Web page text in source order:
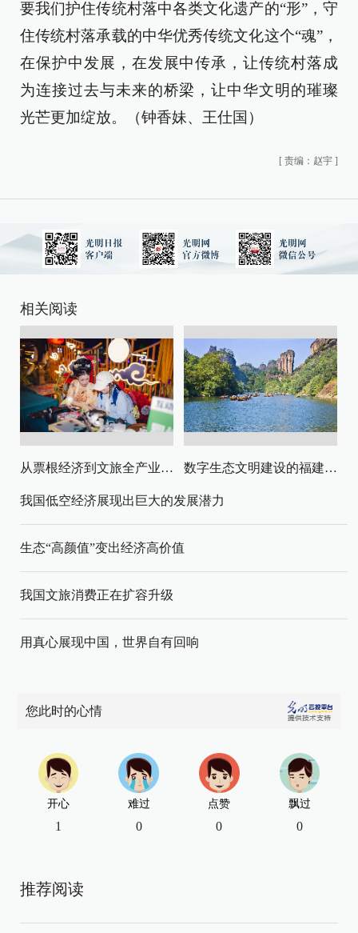
要我们护住传统村落中各类文化遗产的“形”，守
住传统村落承载的中华优秀传统文化这个“魂”，
在保护中发展，在发展中传承，让传统村落成
为连接过去与未来的桥梁，让中华文明的璀璨
光芒更加绽放。（钟香妹、王仕国）
[ 责编：赵宇 ]
相关阅读
从票根经济到文旅全产业链升级 数字生态文明建设的福建路径与启示
我国低空经济展现出巨大的发展潜力
生态“高颜值”变出经济高价值
我国文旅消费正在扩容升级
用真心展现中国，世界自有回响
您此时的心情
开心
1
难过
0
点赞
0
飘过
0
推荐阅读